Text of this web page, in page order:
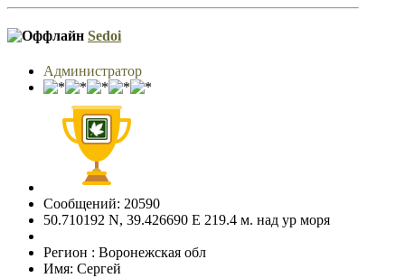
Sedoi
Администратор
Сообщений: 20590
50.710192 N, 39.426690 E 219.4 м. над ур моря
Регион : Воронежская обл
Имя: Сергей